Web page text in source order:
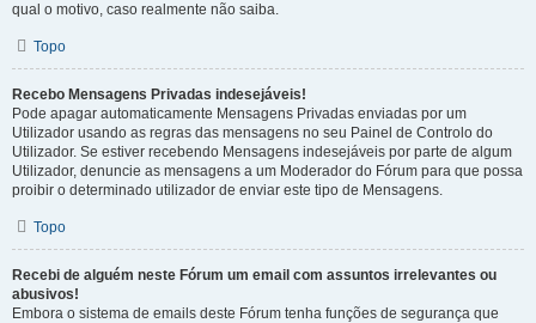
qual o motivo, caso realmente não saiba.
Topo
Recebo Mensagens Privadas indesejáveis!
Pode apagar automaticamente Mensagens Privadas enviadas por um
Utilizador usando as regras das mensagens no seu Painel de Controlo do
Utilizador. Se estiver recebendo Mensagens indesejáveis por parte de algum
Utilizador, denuncie as mensagens a um Moderador do Fórum para que possa
proibir o determinado utilizador de enviar este tipo de Mensagens.
Topo
Recebi de alguém neste Fórum um email com assuntos irrelevantes ou
abusivos!
Embora o sistema de emails deste Fórum tenha funções de segurança que